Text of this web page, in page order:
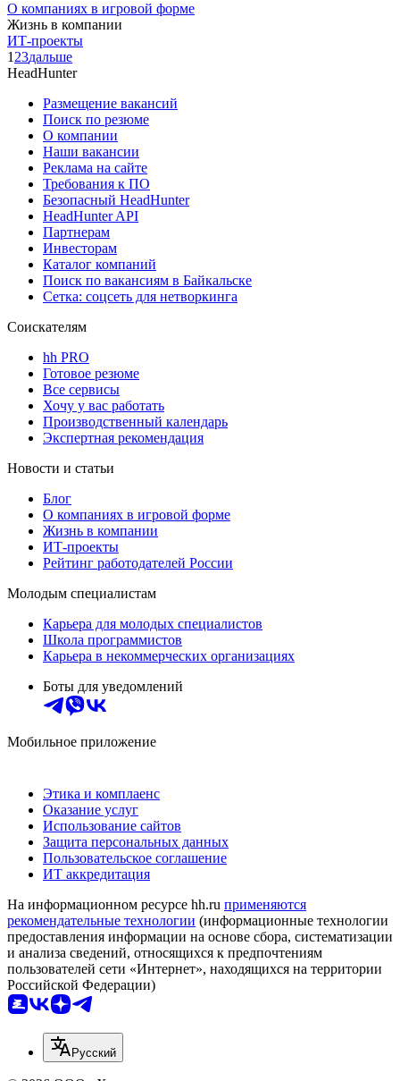
О компаниях в игровой форме
Жизнь в компании
ИТ-проекты
1 23дальше
HeadHunter
Размещение вакансий
Поиск по резюме
О компании
Наши вакансии
Реклама на сайте
Требования к ПО
Безопасный HeadHunter
HeadHunter API
Партнерам
Инвесторам
Каталог компаний
Поиск по вакансиям в Байкальске
Сетка: соцсеть для нетворкинга
Соискателям
hh PRO
Готовое резюме
Все сервисы
Хочу у вас работать
Производственный календарь
Экспертная рекомендация
Новости и статьи
Блог
О компаниях в игровой форме
Жизнь в компании
ИТ-проекты
Рейтинг работодателей России
Молодым специалистам
Карьера для молодых специалистов
Школа программистов
Карьера в некоммерческих организациях
Боты для уведомлений
Мобильное приложение
Этика и комплаенс
Оказание услуг
Использование сайтов
Защита персональных данных
Пользовательское соглашение
ИТ аккредитация
На информационном ресурсе hh.ru применяются
рекомендательные технологии (информационные технологии
предоставления информации на основе сбора, систематизации
и анализа сведений, относящихся к предпочтениям
пользователей сети «Интернет», находящихся на территории
Российской Федерации)
Русский